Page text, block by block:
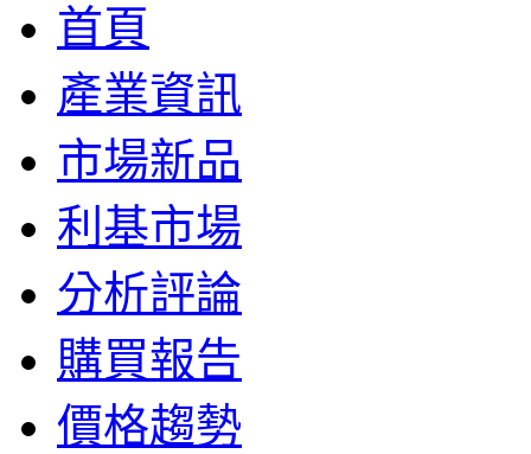
首頁
產業資訊
市場新品
利基市場
分析評論
購買報告
價格趨勢